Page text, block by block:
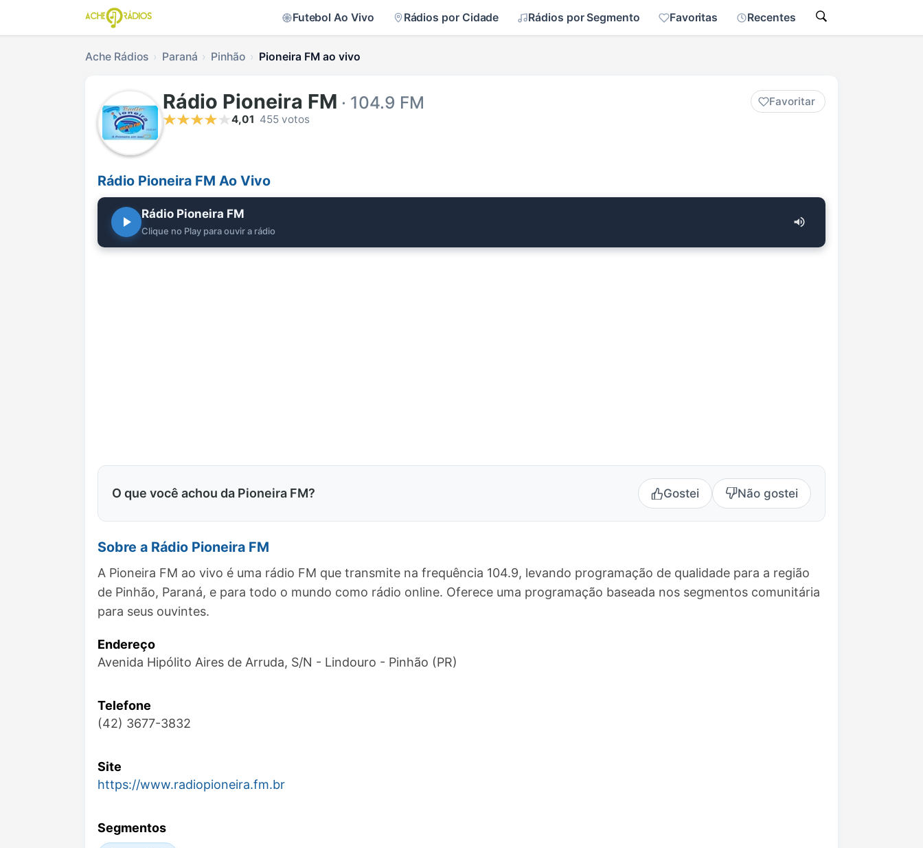
Futebol Ao Vivo Rádios por Cidade Rádios por Segmento Favoritas Recentes
Ache Rádios Paraná Pinhão Pioneira FM ao vivo
Rádio Pioneira FM · 104.9 FM
Favoritar
4,01 455 votos
Rádio Pioneira FM Ao Vivo
Rádio Pioneira FM
Clique no Play para ouvir a rádio
O que você achou da Pioneira FM? Gostei Não gostei
Sobre a Rádio Pioneira FM
A Pioneira FM ao vivo é uma rádio FM que transmite na frequência 104.9, levando programação de qualidade para a região
de Pinhão, Paraná, e para todo o mundo como rádio online. Oferece uma programação baseada nos segmentos comunitária
para seus ouvintes.
Endereço
Avenida Hipólito Aires de Arruda, S/N - Lindouro - Pinhão (PR)
Telefone
(42) 3677-3832
Site
https://www.radiopioneira.fm.br
Segmentos